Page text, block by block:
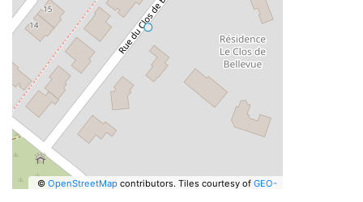
© OpenStreetMapcontributors. Tiles courtesy of GEO-